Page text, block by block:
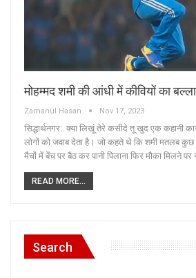
मोहम्मद शमी की आंधी में कीवियों का
Zamanul Hasan Nov 17, 2023
सिद्धार्थनगर: क्या लिखूं तेरे कसीदे तू खुद एक कहानी
लोगों को जवाब देता है। जो कहते थे कि शमी मतलब कुछ
मैचों में बेंच पर बैठ कर पानी पिलाना फिर मौका मिलने पर
READ MORE...
Search